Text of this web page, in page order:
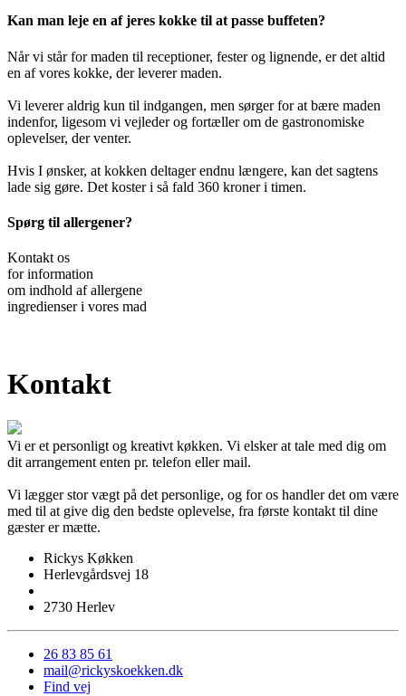
Kan man leje en af jeres kokke til at passe buffeten?
Når vi står for maden til receptioner, fester og lignende, er det altid
en af vores kokke, der leverer maden.
Vi leverer aldrig kun til indgangen, men sørger for at bære maden
indenfor, ligesom vi vejleder og fortæller om de gastronomiske
oplevelser, der venter.
Hvis I ønsker, at kokken deltager endnu længere, kan det sagtens
lade sig gøre. Det koster i så fald 360 kroner i timen.
Spørg til allergener?
Kontakt os
for information
om indhold af allergene
ingredienser i vores mad
Kontakt
Vi er et personligt og kreativt køkken. Vi elsker at tale med dig om
dit arrangement enten pr. telefon eller mail.
Vi lægger stor vægt på det personlige, og for os handler det om være
med til at give dig den bedste oplevelse, fra første kontakt til dine
gæster er mætte.
Rickys Køkken
Herlevgårdsvej 18
2730 Herlev
26 83 85 61
mail@rickyskoekken.dk
Find vej